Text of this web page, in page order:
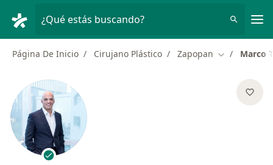
¿Qué estás buscando?
Página De Inicio Cirujano Plástico Zapopan Cambiar de
Marco